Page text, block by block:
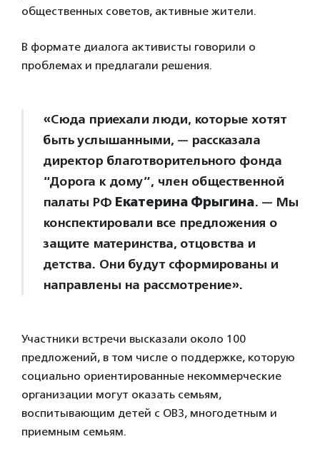
общественных советов, активные жители.
В формате диалога активисты говорили о
проблемах и предлагали решения.
«Сюда приехали люди, которые хотят
быть услышанными, — рассказала
директор благотворительного фонда
“Дорога к дому”, член общественной
палаты РФ Екатерина Фрыгина. — Мы
конспектировали все предложения о
защите материнства, отцовства и
детства. Они будут сформированы и
направлены на рассмотрение».
Участники встречи высказали около 100
предложений, в том числе о поддержке, которую
социально ориентированные некоммерческие
организации могут оказать семьям,
воспитывающим детей с ОВЗ, многодетным и
приемным семьям.